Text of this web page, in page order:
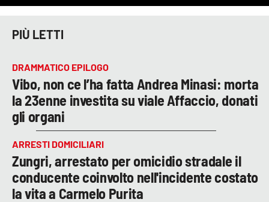
PIÙ LETTI
DRAMMATICO EPILOGO
Vibo, non ce l’ha fatta Andrea Minasi: morta
la 23enne investita su viale Affaccio, donati
gli organi
ARRESTI DOMICILIARI
Zungri, arrestato per omicidio stradale il
conducente coinvolto nell'incidente costato
la vita a Carmelo Purita